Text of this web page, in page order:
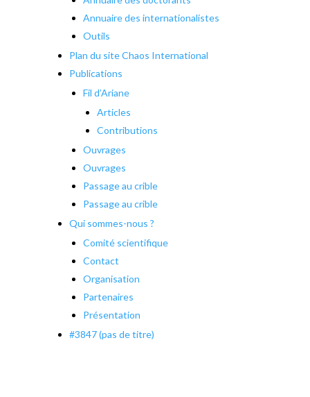
Annuaire des internationalistes
Outils
Plan du site Chaos International
Publications
Fil d’Ariane
Articles
Contributions
Ouvrages
Ouvrages
Passage au crible
Passage au crible
Qui sommes-nous ?
Comité scientifique
Contact
Organisation
Partenaires
Présentation
#3847 (pas de titre)